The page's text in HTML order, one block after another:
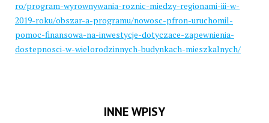
ro/program-wyrownywania-roznic-miedzy-regionami-iii-w-
2019-roku/obszar-a-programu/nowosc-pfron-uruchomil-
pomoc-finansowa-na-inwestycje-dotyczace-zapewnienia-
dostepnosci-w-wielorodzinnych-budynkach-mieszkalnych/
INNE WPISY